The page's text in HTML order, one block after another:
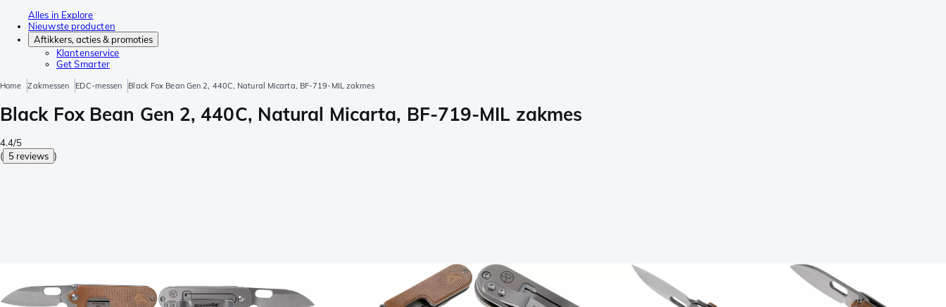
Alles in Explore
Nieuwste producten
Aftikkers, acties & promoties
Klantenservice
Get Smarter
Home Zakmessen EDC-messen Black Fox Bean Gen 2, 440C, Natural Micarta, BF-719-MIL zakmes
Black Fox Bean Gen 2, 440C, Natural Micarta, BF-719-MIL zakmes
4.4/5
( 5 reviews )